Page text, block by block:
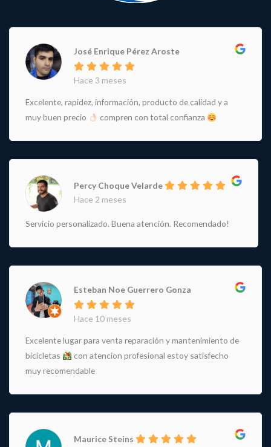
José Enrique Pérez Aroste
Hace 3 meses
Excelente, rapidez, información, producto de calidad y a
muy buen precio
compren con total confianza
Percy Choque Velarde
Hace 2 meses
Servicio personalizado. Buena atención. Recomendado!
Esteban Noe Guerrero Gonza
Hace 10 meses
Excelente lugar para venta reparación y mantenimiento de
bicicletas
con atencion profesional estoy satisfecho
muy recomendable
Maurice Steins